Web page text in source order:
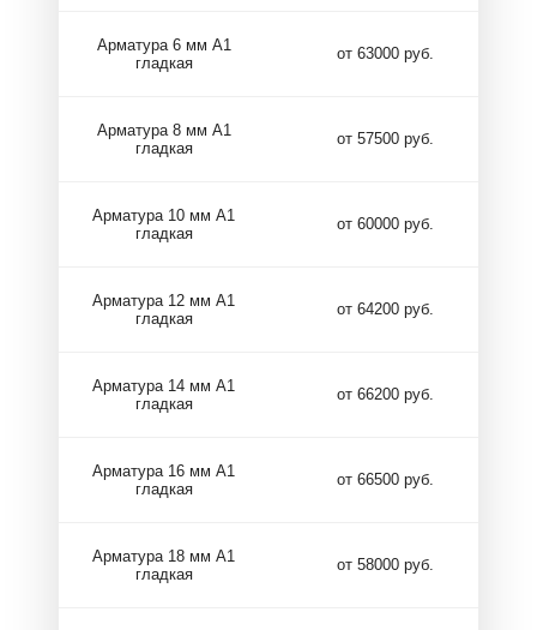
Арматура 6 мм А1
гладкая
от 63000 руб.
Арматура 8 мм А1
гладкая
от 57500 руб.
Арматура 10 мм А1
гладкая
от 60000 руб.
Арматура 12 мм А1
гладкая
от 64200 руб.
Арматура 14 мм А1
гладкая
от 66200 руб.
Арматура 16 мм А1
гладкая
от 66500 руб.
Арматура 18 мм А1
гладкая
от 58000 руб.